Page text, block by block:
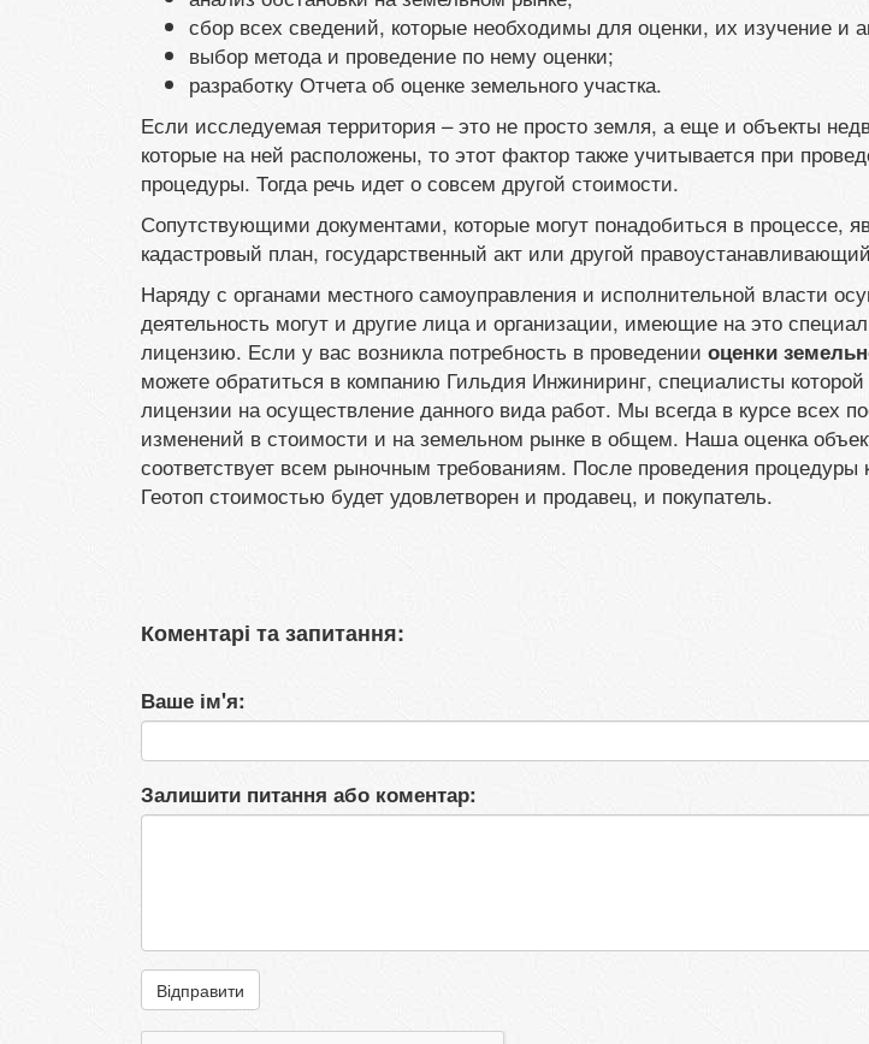
сбор всех сведений, которые необходимы для оценки, их изучение и
выбор метода и проведение по нему оценки;
разработку Отчета об оценке земельного участка.
Если исследуемая территория – это не просто земля, а еще и объекты
которые на ней расположены, то этот фактор также учитывается при
процедуры. Тогда речь идет о совсем другой стоимости.
Сопутствующими документами, которые могут понадобиться в процессе,
кадастровый план, государственный акт или другой
Наряду с органами местного самоуправления и исполнительной власти
деятельность могут и другие лица и организации, имеющие на это
лицензию. Если у вас возникла потребность в проведении оценки
можете обратиться в компанию Гильдия Инжиниринг, специалисты
лицензии на осуществление данного вида работ. Мы всегда в курсе всех
изменений в стоимости и на земельном рынке в общем. Наша оценка
соответствует всем рыночным требованиям. После проведения процедуры
Геотоп стоимостью будет удовлетворен и продавец, и покупатель.
Коментарі та запитання:
Ваше ім'я:
Залишити питання або коментар:
Відправити